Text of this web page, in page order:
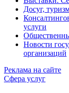
Досуг,
услуги
Новости
организаций
Реклама на сайте
Сфера услуг